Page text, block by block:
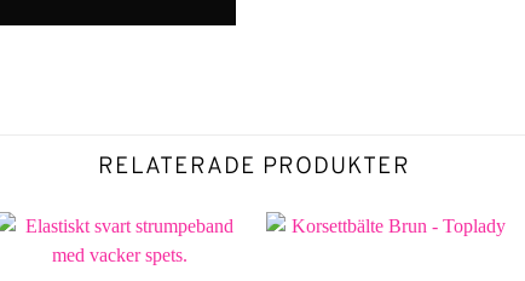
RELATERADE PRODUKTER